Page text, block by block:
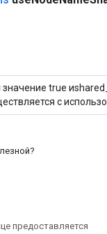
значение true
с
предоставляется